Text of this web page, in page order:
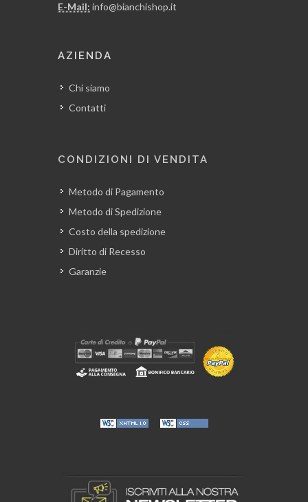
E-Mail: info@bianchishop.it
AZIENDA
Chi siamo
Contatti
CONDIZIONI DI VENDITA
Metodo di Pagamento
Metodo di Spedizione
Costo della spedizione
Diritto di Recesso
Garanzie